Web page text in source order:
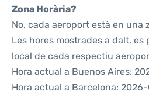
Zona Horària?
No, cada aeroport està en una
Les hores mostrades a dalt, es
local de cada respectiu
Hora actual a Buenos Aires:
Hora actual a Barcelona: